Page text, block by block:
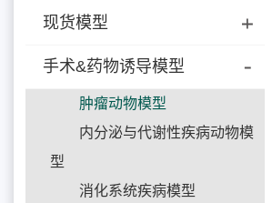
现货模型
手术&药物诱导模型
肿瘤动物模型
内分泌与代谢性疾病动物模
型
消化系统疾病模型